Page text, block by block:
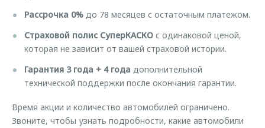
Рассрочка 0% до 78 месяцев с остаточным платежом.
Страховой полис СуперКАСКО с одинаковой ценой,
которая не зависит от вашей страховой истории.
Гарантия 3 года + 4 года дополнительной
технической поддержки после окончания гарантии.
Время акции и количество автомобилей ограничено.
Звоните, чтобы узнать подробности, какие автомобили